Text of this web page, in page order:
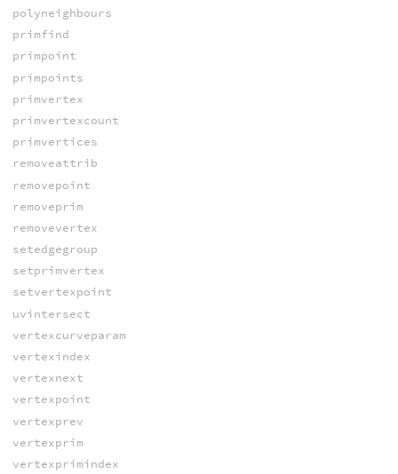
polyneighbours
primfind
primpoint
primpoints
primvertex
primvertexcount
primvertices
removeattrib
removepoint
removeprim
removevertex
setedgegroup
setprimvertex
setvertexpoint
uvintersect
vertexcurveparam
vertexindex
vertexnext
vertexpoint
vertexprev
vertexprim
vertexprimindex